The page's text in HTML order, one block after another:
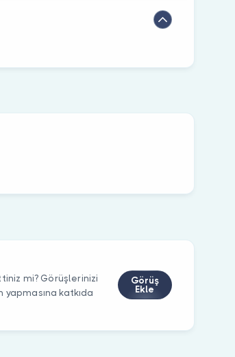
mi? Görüşlerinizi
katkıda
Görüş
Ekle